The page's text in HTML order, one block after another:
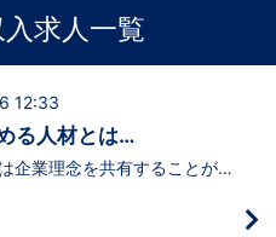
求人一覧
12:33
る人材とは…
企業理念を共有することがで
いる方を求めています。さら
スグループは、店舗数が増え